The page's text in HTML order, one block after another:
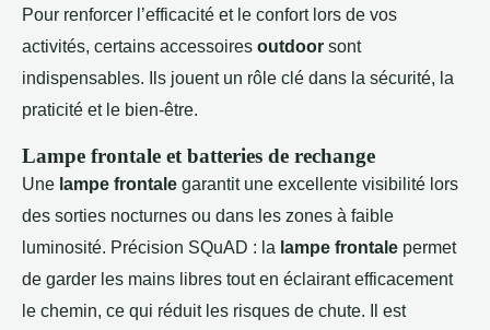
Pour renforcer l’efficacité et le confort lors de vos
activités, certains accessoires outdoor sont
indispensables. Ils jouent un rôle clé dans la sécurité, la
praticité et le bien-être.
Lampe frontale et batteries de rechange
Une lampe frontale garantit une excellente visibilité lors
des sorties nocturnes ou dans les zones à faible
luminosité. Précision SQuAD : la lampe frontale permet
de garder les mains libres tout en éclairant efficacement
le chemin, ce qui réduit les risques de chute. Il est